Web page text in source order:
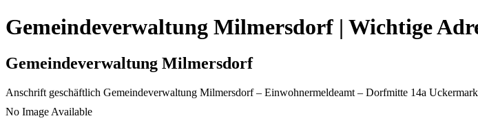
Gemeindeverwaltung Milmersdorf | Wichtige
Gemeindeverwaltung Milmersdorf
Anschrift geschäftlich Gemeindeverwaltung Milmersdorf – Einwohnermeldeamt – Dorfmitte 14a Uckermark
No Image Available